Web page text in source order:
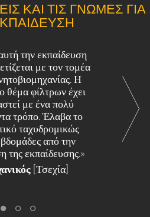
ΚΑΙ ΤΙΣ ΓΝΏΜΕΣ ΓΙΑ
την εκπαίδευση
με τον τομέα
Η
θέμα φίλτρων έχει
με ένα πολύ
τρόπο. Έλαβα το
ταχυδρομικώς
από την
της εκπαίδευσης.»
[Τσεχία]